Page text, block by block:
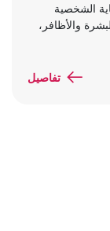
الشخصية
والأظافر،
تفاصيل